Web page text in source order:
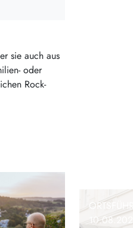
sie auch aus
oder
Rock-